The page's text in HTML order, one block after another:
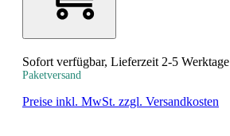
Sofort verfügbar, Lieferzeit 2-5 Werktage
Paketversand
Preise inkl. MwSt. zzgl. Versandkosten